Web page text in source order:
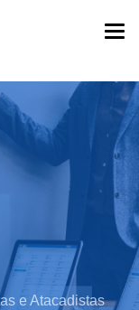
e Atacadistas